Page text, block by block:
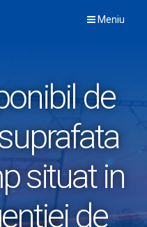
Meniu
de
situat in
de